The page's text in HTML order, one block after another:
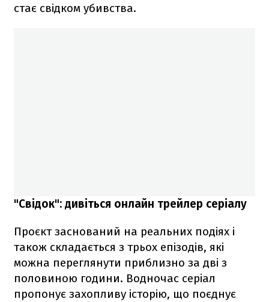
стає свідком убивства.
"Свідок": дивіться онлайн трейлер серіалу
Проєкт заснований на реальних подіях і
також складається з трьох епізодів, які
можна переглянути приблизно за дві з
половиною години. Водночас серіал
пропонує захопливу історію, що поєднує